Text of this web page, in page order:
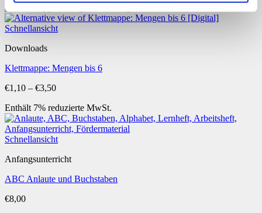
Schnellansicht
Downloads
Klettmappe: Mengen bis 6
€1,10 – €3,50Preisspanne:
bis
€3,50
Enthält 7% reduzierte MwSt.
Schnellansicht
Anfangsunterricht
ABC Anlaute und Buchstaben
€8,00